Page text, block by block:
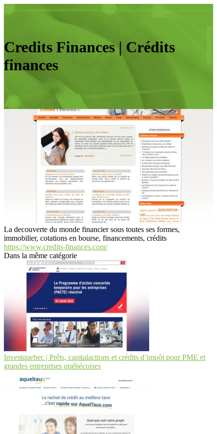
Credits Finances | Crédits
finances
La decouverte du monde financier sous toutes ses formes,
immobilier, cotations en bourse, financements, crédits
https://www.credits-finances.com/
Dans la même catégorie
Investquebec | Prêts, capitalactions et crédits d’impôt pour PME et
grandes entreprises québécoises